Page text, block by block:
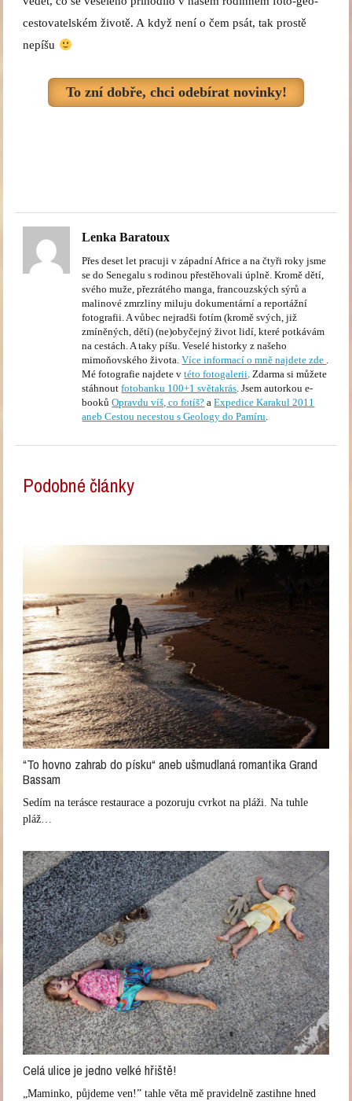
cestovatelském životě. A když není o čem psát, tak prostě
nepíšu
To zní dobře, chci odebírat novinky!
Lenka Baratoux
Přes deset let pracuji v západní Africe a na čtyři roky jsme
se do Senegalu s rodinou přestěhovali úplně. Kromě dětí,
svého muže, přezrátého manga, francouzských sýrů a
malinové zmrzliny miluju dokumentární a reportážní
fotografii. A vůbec nejradši fotím (kromě svých, již
zmíněných, dětí) (ne)obyčejný život lidí, které potkávám
na cestách. A taky píšu. Veselé historky z našeho
mimoňovského života.Více informací o mně najdete zde
Mé fotografie najdete vtéto fotogalerii . Zdarma si můžete
stáhnoutfotobanku 100+1 světakrás . Jsem autorkou e-
bookůOpravdu víš, co fotíš? aExpedice Karakul 2011
aneb Cestou necestou s Geology do Pamíru
Podobné články
“To hovno zahrab do písku“ aneb ušmudlaná romantika Grand
Bassam
Sedím na terásce restaurace a pozoruju cvrkot na pláži. Na tuhle
pláž…
Celá ulice je jedno velké hřiště!
„Maminko, půjdeme ven!” tahle věta mě pravidelně zastihne hned